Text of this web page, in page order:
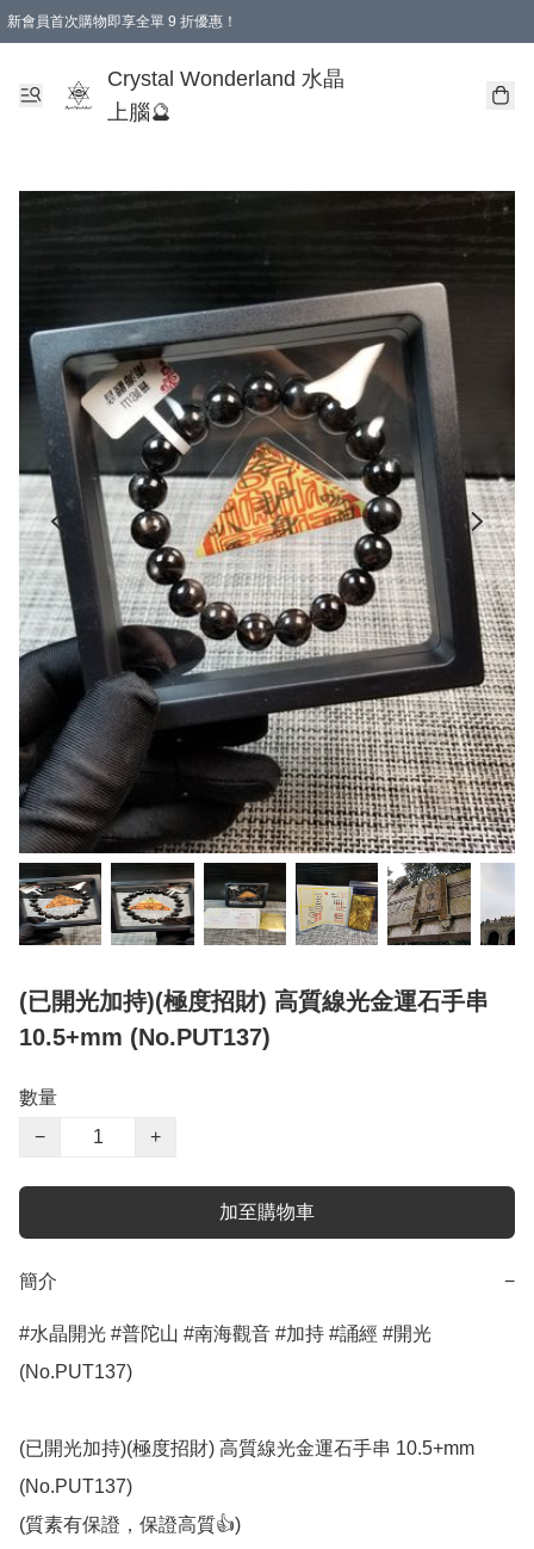
新會員首次購物即享全單 9 折優惠！
Crystal Wonderland 水晶
上腦🔮
(已開光加持)(極度招財) 高質線光金運石手串
10.5+mm (No.PUT137)
數量
−
+
加至購物車
簡介 −
#水晶開光 #普陀山 #南海觀音 #加持 #誦經 #開光
(No.PUT137)
(已開光加持)(極度招財) 高質線光金運石手串 10.5+mm
(No.PUT137)
(質素有保證，保證高質👍)